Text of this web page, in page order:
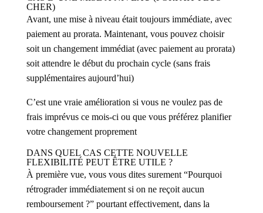
CHER)
Avant, une mise à niveau était toujours immédiate, avec
paiement au prorata. Maintenant, vous pouvez choisir
soit un changement immédiat (avec paiement au prorata)
soit attendre le début du prochain cycle (sans frais
supplémentaires aujourd’hui)
C’est une vraie amélioration si vous ne voulez pas de
frais imprévus ce mois-ci ou que vous préférez planifier
votre changement proprement
DANS QUEL CAS CETTE NOUVELLE
FLEXIBILITÉ PEUT ÊTRE UTILE ?
À première vue, vous vous dites surement “Pourquoi
rétrograder immédiatement si on ne reçoit aucun
remboursement ?” pourtant effectivement, dans la